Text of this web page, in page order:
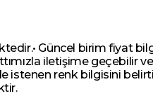
Güncel birim fiyat
iletişime geçebilir
istenen renk bilgisini